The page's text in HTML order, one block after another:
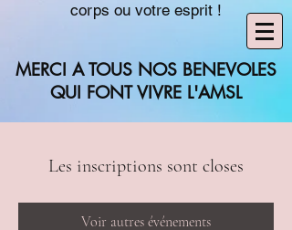
corps ou votre esprit !
MERCI A TOUS NOS BENEVOLES
QUI FONT VIVRE L'AMSL
Les inscriptions sont closes
Voir autres événements